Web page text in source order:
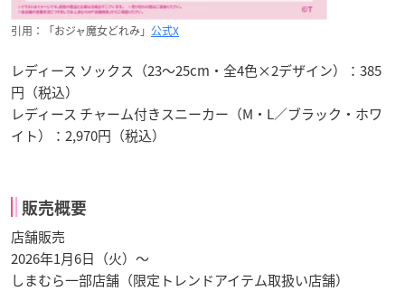
引用：「おジャ魔女どれみ」 公式X
レディース ソックス（23～25cm・全4色×2デザイン）：385
円（税込）
レディース チャーム付きスニーカー（M・L／ブラック・ホワ
イト）：2,970円（税込）
販売概要
店舗販売
2026年1月6日（火）～
しまむら一部店舗（限定トレンドアイテム取扱い店舗）